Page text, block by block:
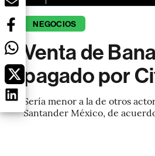
NEGOCIOS
Venta de
pagado por
Sería menor a la de otros
Santander México, de